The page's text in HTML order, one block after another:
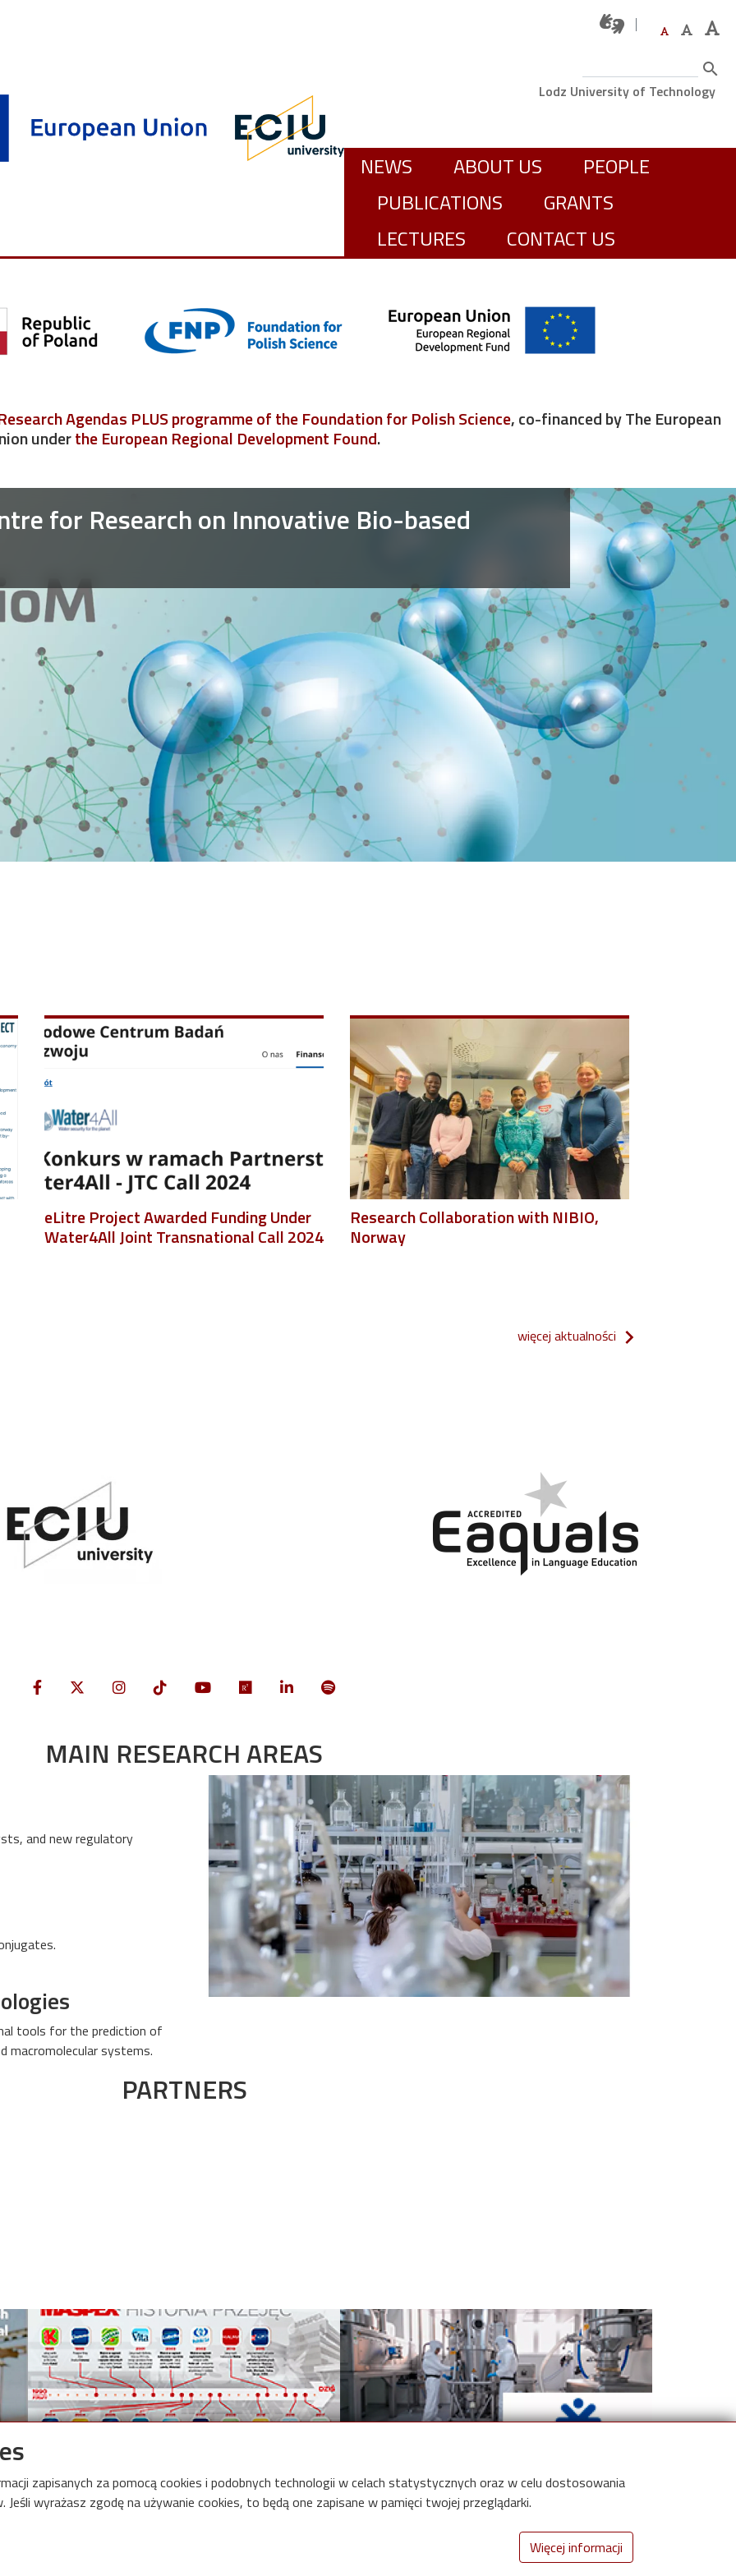
Search
Górne menu
Lodz University of Technology
GŁÓWNA NAWIGACJA
NEWS ABOUT US
PEOPLE
PUBLICATIONS
GRANTS
LECTURES
CONTACT US
Agendas PLUS programme of the Foundation for Polish Science, co-financed by The European
underthe European Regional Development Found.
for Research on Innovative Bio-based
eLitre Project Awarded Funding Under
Water4All Joint Transnational Call 2024
Research Collaboration with NIBIO,
Norway
więcej aktualności
MAIN RESEARCH AREAS
and new regulatory
tools for the prediction of
macromolecular systems.
Image
PARTNERS
Image
Grupa Maspex sp. z o.o sp. k
Image
Adamed Pharma S.A.
zapisanych za pomocą cookies i podobnych technologii w celach statystycznych oraz w celu dostosowania
wyrażasz zgodę na używanie cookies, to będą one zapisane w pamięci twojej przeglądarki.
Więcej informacji